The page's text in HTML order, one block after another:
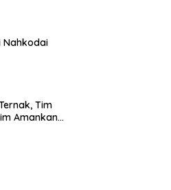
Nahkodai
Tim
Amankan 2